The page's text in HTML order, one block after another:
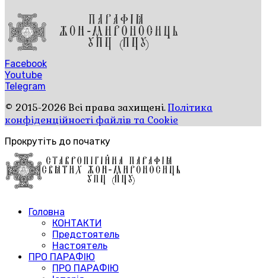
Facebook
Youtube
Telegram
© 2015-2026 Всі права захищені.Політика
конфіденційності файлів та Cookie
Прокрутіть до початку
Головна
КОНТАКТИ
Предстоятель
Настоятель
ПРО ПАРАФІЮ
ПРО ПАРАФІЮ